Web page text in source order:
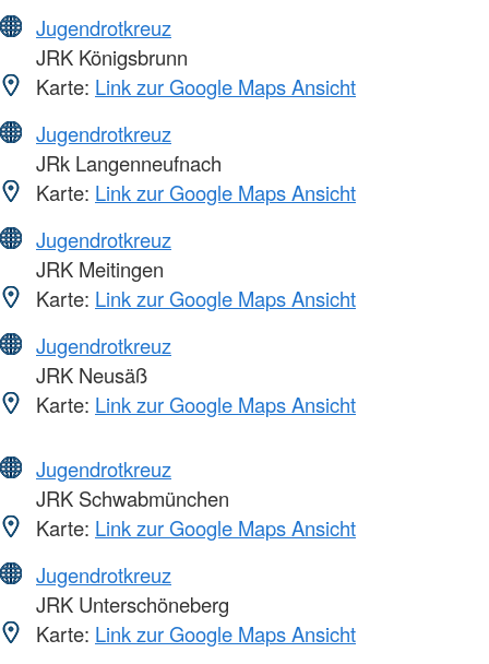
Jugendrotkreuz
JRK Königsbrunn
Karte: Link zur Google Maps Ansicht
Jugendrotkreuz
JRk Langenneufnach
Karte: Link zur Google Maps Ansicht
Jugendrotkreuz
JRK Meitingen
Karte: Link zur Google Maps Ansicht
Jugendrotkreuz
JRK Neusäß
Karte: Link zur Google Maps Ansicht
Jugendrotkreuz
JRK Schwabmünchen
Karte: Link zur Google Maps Ansicht
Jugendrotkreuz
JRK Unterschöneberg
Karte: Link zur Google Maps Ansicht